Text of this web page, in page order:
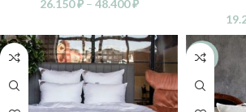
26.150₽ – 48.400₽
-30%